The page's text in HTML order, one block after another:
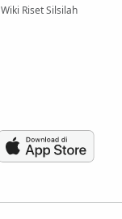
Wiki Riset Silsilah